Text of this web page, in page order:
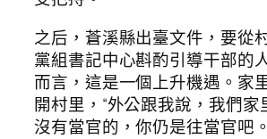
之后，蒼溪縣出臺文件，要從
黨組書記中心斟酌引導干部的
而言，這是一個上升機遇。家
開村里，“外公跟我說，我們家
沒有當官的，你仍是往當官吧